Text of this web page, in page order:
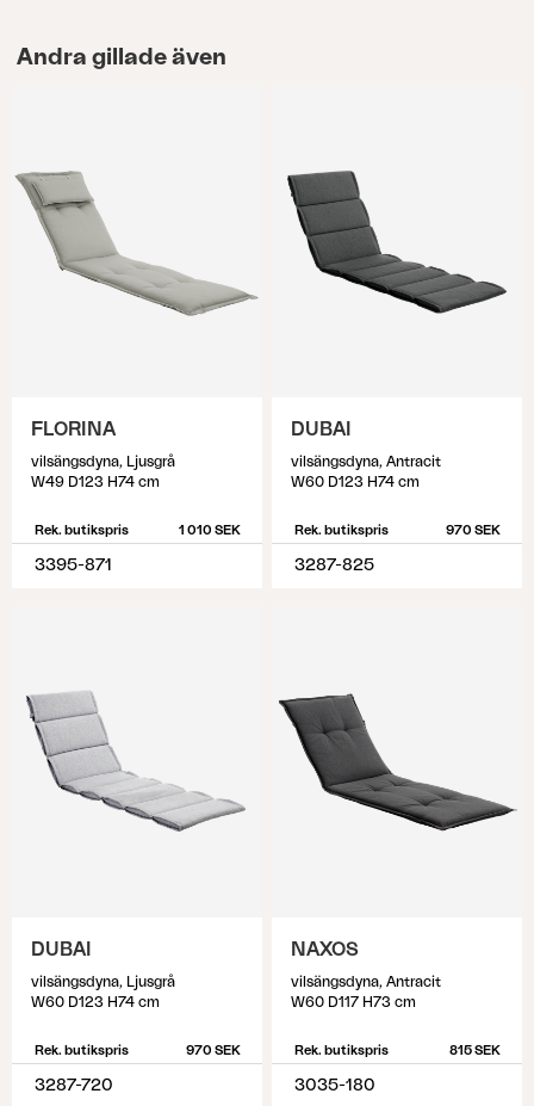
Andra gillade även
FLORINA
vilsängsdyna, Ljusgrå
W49 D123 H74 cm
Rek. butikspris 1 010 SEK
3395-871
DUBAI
vilsängsdyna, Antracit
W60 D123 H74 cm
Rek. butikspris 970 SEK
3287-825
DUBAI
vilsängsdyna, Ljusgrå
W60 D123 H74 cm
Rek. butikspris 970 SEK
3287-720
NAXOS
vilsängsdyna, Antracit
W60 D117 H73 cm
Rek. butikspris 815 SEK
3035-180